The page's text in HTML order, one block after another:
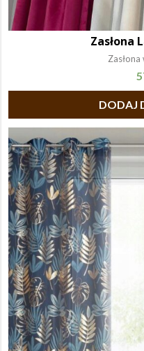
Zasłona
DODAJ